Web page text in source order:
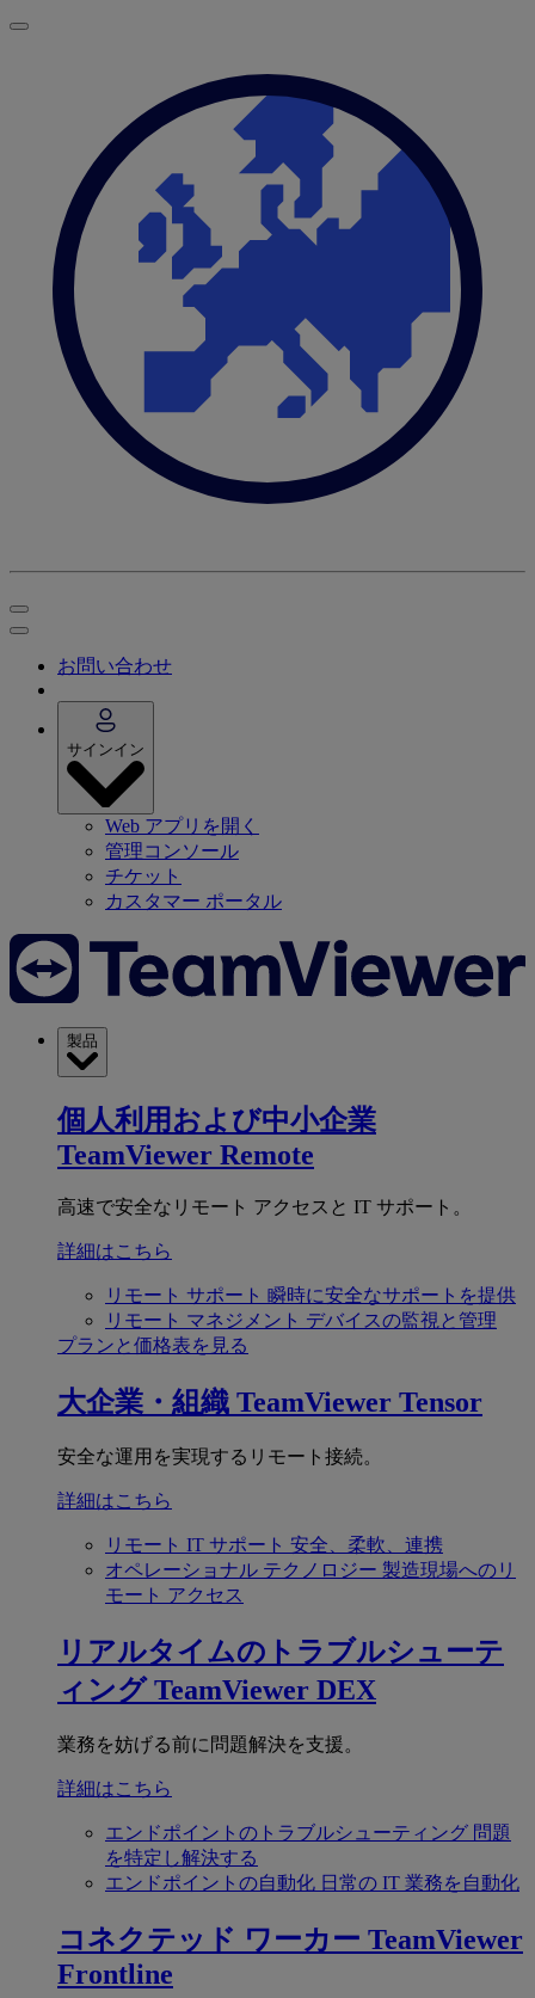
お問い合わせ
サインイン
Web アプリを開く
管理コンソール
チケット
カスタマー ポータル
製品
個人利用および中小企業
TeamViewer Remote
高速で安全なリモート アクセスと IT サポート。
詳細はこちら
リモート サポート 瞬時に安全なサポートを提供
リモート マネジメント デバイスの監視と管理
プランと価格表を見る
大企業・組織 TeamViewer Tensor
安全な運用を実現するリモート接続。
詳細はこちら
リモート IT サポート 安全、柔軟、連携
オペレーショナル テクノロジー 製造現場へのリ
モート アクセス
リアルタイムのトラブルシューテ
ィング TeamViewer DEX
業務を妨げる前に問題解決を支援。
詳細はこちら
エンドポイントのトラブルシューティング 問題
を特定し解決する
エンドポイントの自動化 日常の IT 業務を自動化
コネクテッド ワーカー TeamViewer
Frontline